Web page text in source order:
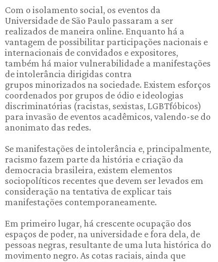
Com o isolamento social, os eventos da
Universidade de São Paulo passaram a ser
realizados de maneira online. Enquanto há a
vantagem de possibilitar participações nacionais e
internacionais de convidados e expositores,
também há maior vulnerabilidade a manifestações
de intolerância dirigidas contra
grupos minorizados na sociedade. Existem esforços
coordenados por grupos de ódio e ideologias
discriminatórias (racistas, sexistas, LGBTfóbicos)
para invasão de eventos acadêmicos, valendo-se do
anonimato das redes.
Se manifestações de intolerância e, principalmente,
racismo fazem parte da história e criação da
democracia brasileira, existem elementos
sociopolíticos recentes que devem ser levados em
consideração na tentativa de explicar tais
manifestações contemporaneamente.
Em primeiro lugar, há crescente ocupação dos
espaços de poder, na universidade e fora dela, de
pessoas negras, resultante de uma luta histórica do
movimento negro. As cotas raciais, ainda que